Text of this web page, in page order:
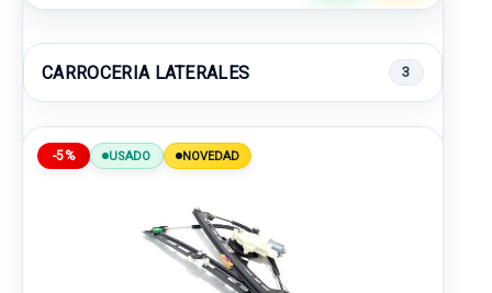
CARROCERIA LATERALES 3
-5% USADO NOVEDAD